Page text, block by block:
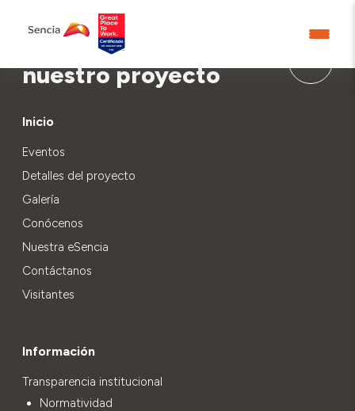
Aprende más sobre
nuestro proyecto
Inicio
Eventos
Detalles del proyecto
Galería
Conócenos
Nuestra eSencia
Contáctanos
Visitantes
Información
Transparencia institucional
Normatividad